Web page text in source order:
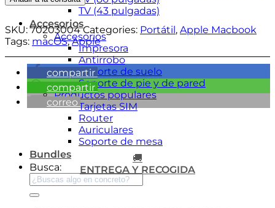
TV (43 pulgadas)
Accesorios
Accesorios
Impresora
Antirrobo
Soporte de suelo
Soporte de pie y de pared
Productos populares
Tarjetas SIM
Router
Auriculares
Soporte de mesa
Bundles
Busca:
SKU:70203004 Categories: Portátil, Apple Macbook
Tags: macOS,Apple
compartir
compartir
correo
🚚
ENTREGA Y RECOGIDA